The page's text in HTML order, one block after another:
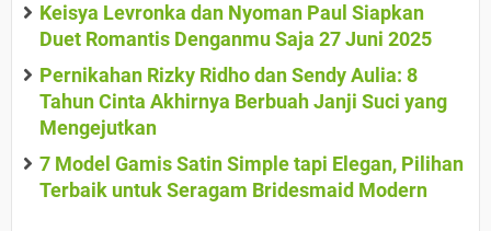
Keisya Levronka dan Nyoman Paul Siapkan
Duet Romantis Denganmu Saja 27 Juni 2025
Pernikahan Rizky Ridho dan Sendy Aulia: 8
Tahun Cinta Akhirnya Berbuah Janji Suci yang
Mengejutkan
7 Model Gamis Satin Simple tapi Elegan, Pilihan
Terbaik untuk Seragam Bridesmaid Modern